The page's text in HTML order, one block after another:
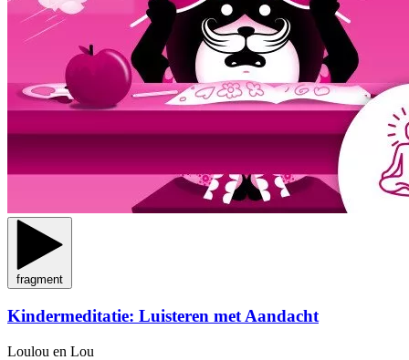
fragment
Kindermeditatie: Luisteren met Aandacht
Loulou en Lou